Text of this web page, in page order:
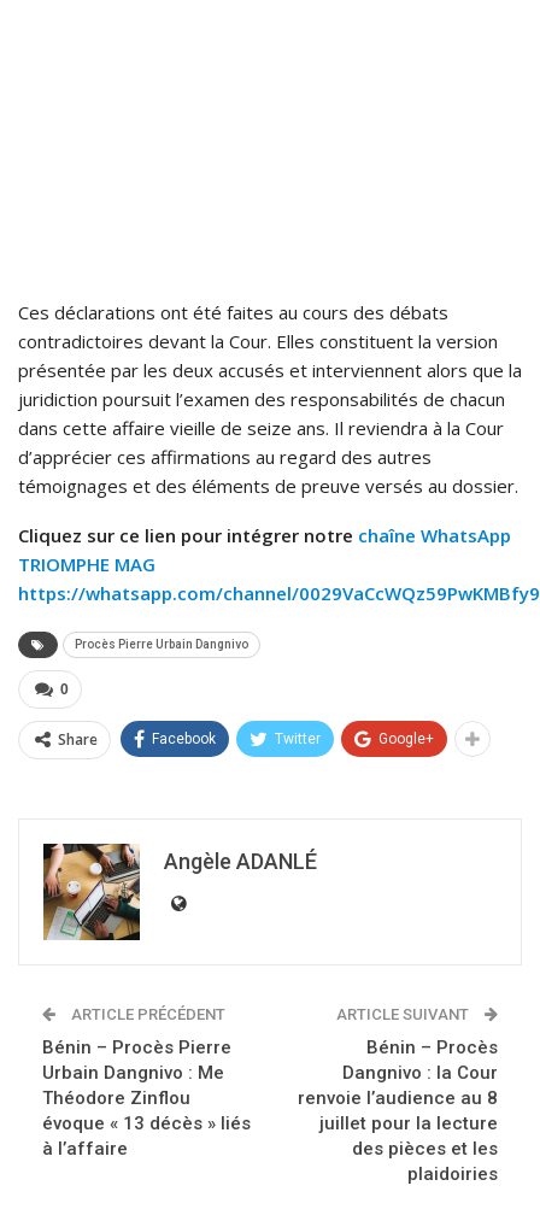
Ces déclarations ont été faites au cours des débats
contradictoires devant la Cour. Elles constituent la version
présentée par les deux accusés et interviennent alors que la
juridiction poursuit l’examen des responsabilités de chacun
dans cette affaire vieille de seize ans. Il reviendra à la Cour
d’apprécier ces affirmations au regard des autres
témoignages et des éléments de preuve versés au dossier.
Cliquez sur ce lien pour intégrer notre chaîne WhatsApp
TRIOMPHE MAG
https://whatsapp.com/channel/
Procès Pierre Urbain Dangnivo
0
Share Facebook Twitter Google+
Angèle ADANLÉ
ARTICLE PRÉCÉDENT
Bénin – Procès Pierre
Urbain Dangnivo : Me
Théodore Zinflou
évoque « 13 décès » liés
à l’affaire
ARTICLE SUIVANT
Bénin – Procès
Dangnivo : la Cour
renvoie l’audience au 8
juillet pour la lecture
des pièces et les
plaidoiries